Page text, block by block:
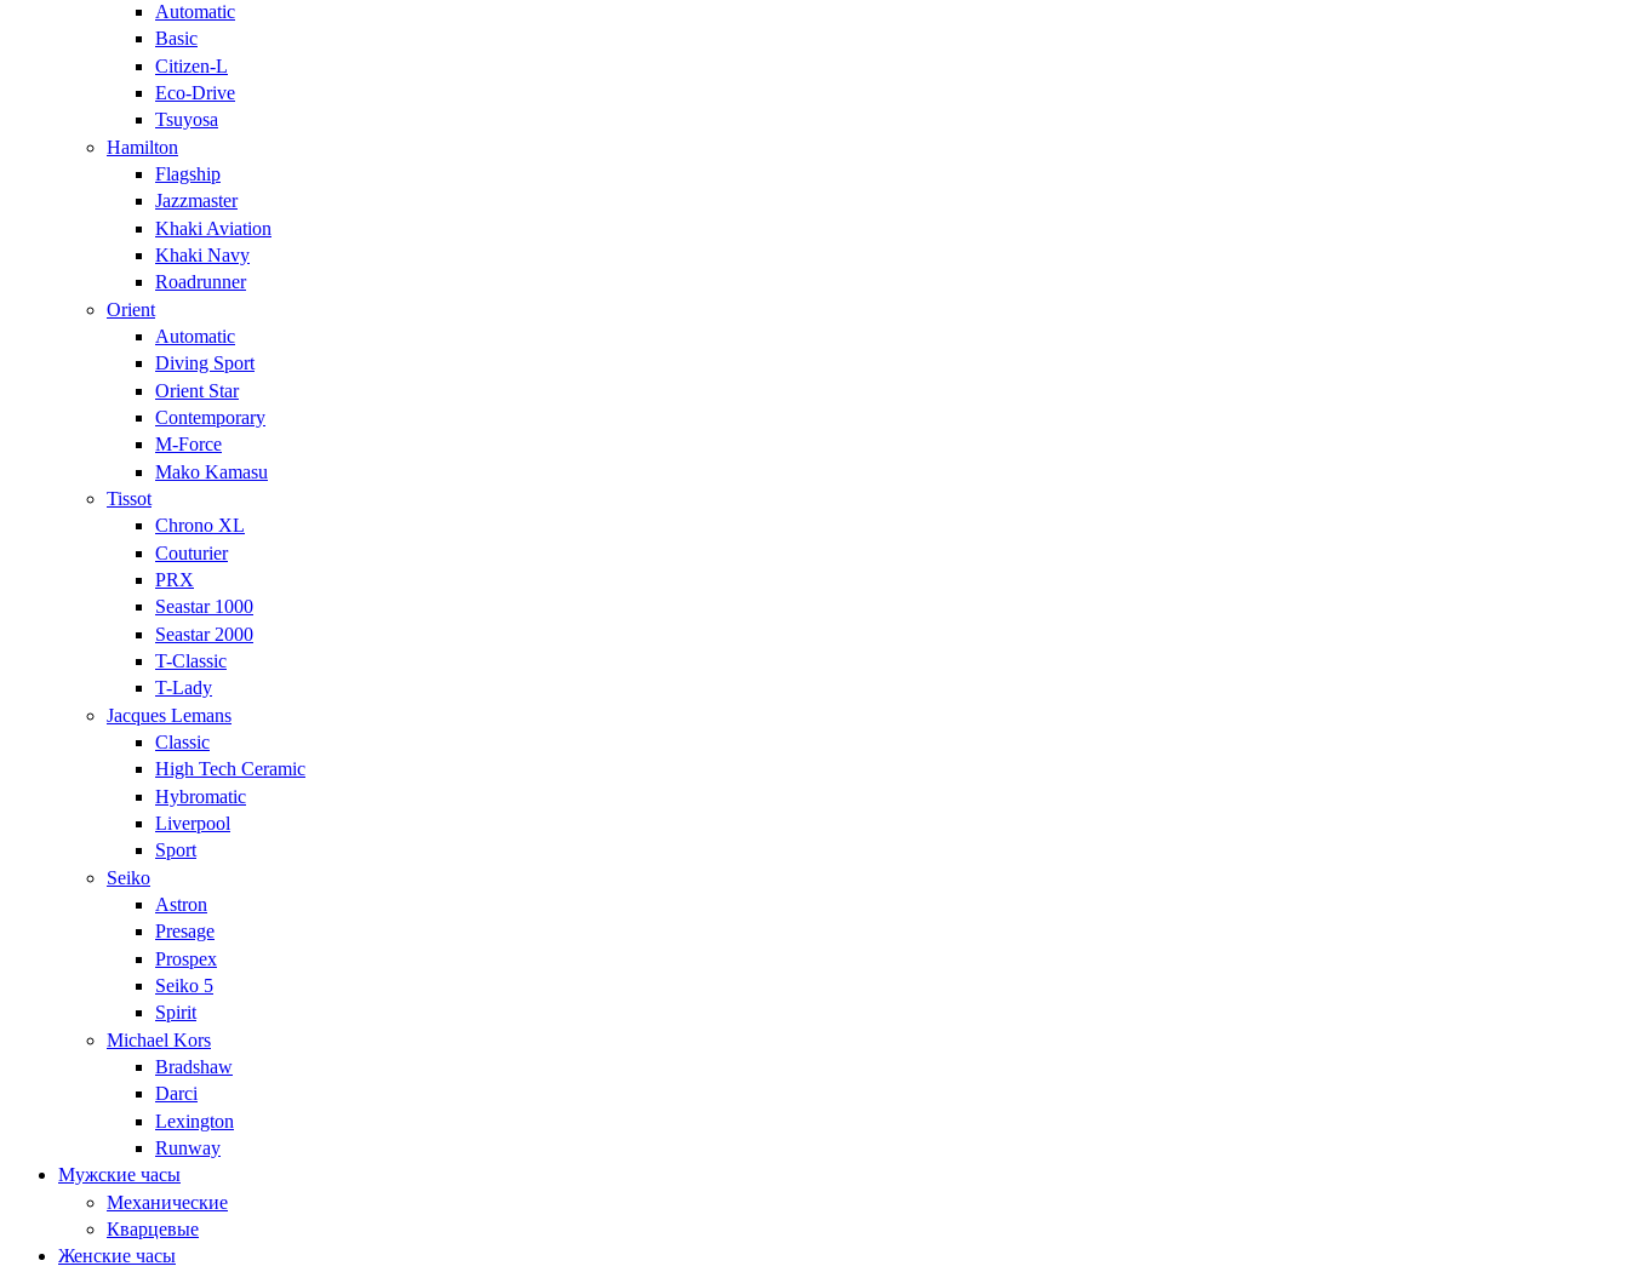
Automatic
Basic
Citizen-L
Eco-Drive
Tsuyosa
Hamilton
Flagship
Jazzmaster
Khaki Aviation
Khaki Navy
Roadrunner
Orient
Automatic
Diving Sport
Orient Star
Contemporary
M-Force
Mako Kamasu
Tissot
Chrono XL
Couturier
PRX
Seastar 1000
Seastar 2000
T-Classic
T-Lady
Jacques Lemans
Classic
High Tech Ceramic
Hybromatic
Liverpool
Sport
Seiko
Astron
Presage
Prospex
Seiko 5
Spirit
Michael Kors
Bradshaw
Darci
Lexington
Runway
Мужские часы
Механические
Кварцевые
Женские часы